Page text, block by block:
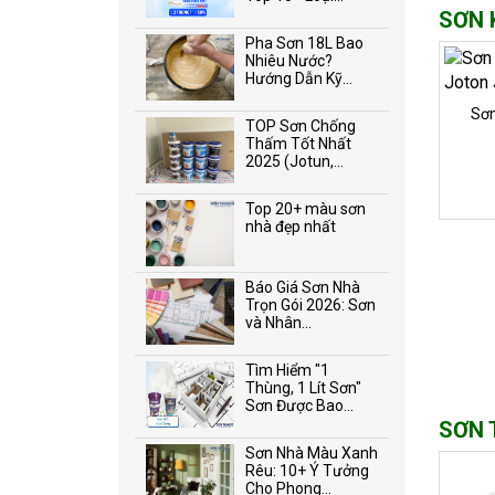
SƠN
SƠN
Pha Sơn 18L Bao
Nhiêu Nước?
Hướng Dẫn Kỹ...
TOP Sơn Chống
Thấm Tốt Nhất
2025 (Jotun,...
Top 20+ màu sơn
nhà đẹp nhất
Báo Giá Sơn Nhà
Trọn Gói 2026: Sơn
và Nhân...
Tìm Hiểm "1
Thùng, 1 Lít Sơn"
Sơn Được Bao...
Sơn Nhà Màu Xanh
Rêu: 10+ Ý Tưởng
Cho Phong...